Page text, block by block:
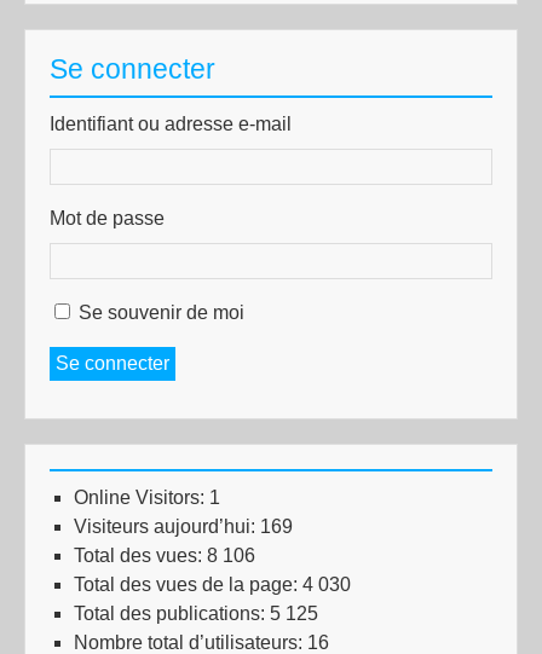
Se connecter
Identifiant ou adresse e-mail
Mot de passe
Se souvenir de moi
Se connecter
Online Visitors: 1
Visiteurs aujourd’hui: 169
Total des vues: 8 106
Total des vues de la page: 4 030
Total des publications: 5 125
Nombre total d’utilisateurs: 16